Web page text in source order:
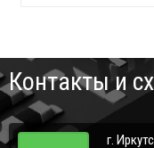
Контакты и
г.